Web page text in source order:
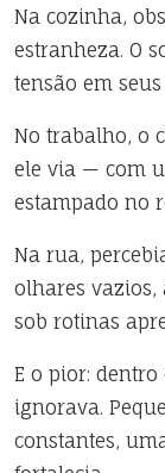
Na cozinha,
estranheza. O
tensão em
No trabalho, o
ele via — com
estampado no
Na rua,
olhares vazios,
sob rotinas
E o pior: dentro
ignorava.
constantes,